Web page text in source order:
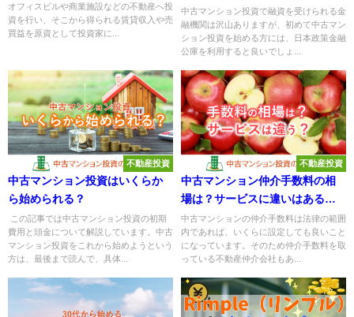
オフィスビルや商業施設などの不動産へ投
資を行い、そこから得られる賃貸収入や売
買益を原資として投資家に...
中古マンション投資で融資を受けられる金
融機関は沢山ありますが、初めて中古マン
ション投資を始める方には、日本政策金融
公庫を利用すると良いでしょ...
不動産投資
中古マンション投資はいくらか
ら始められる？
この記事では中古マンション投資の初期
費用と頭金について解説しています。中古
マンション投資をこれから始めようという
方は、最後まで読んで、具体...
不動産投資
中古マンション仲介手数料の相
場は？サービスに違いはある
の？
中古マンションの仲介手数料は法律の範囲
内であれば、いくらに設定しても良いこと
になっています。そのため仲介手数料を取
っている不動産仲介会社もあ...